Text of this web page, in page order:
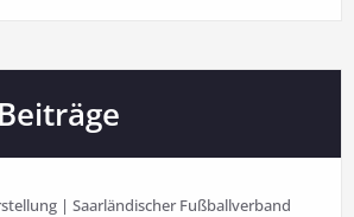
| Saarländischer Fußballverband